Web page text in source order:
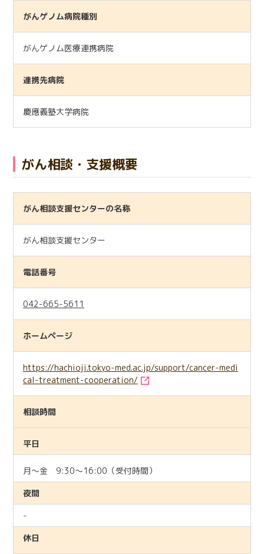
がんゲノム病院種別
がんゲノム医療連携病院
連携先病院
慶應義塾大学病院
がん相談・支援概要
がん相談支援センターの名称
がん相談支援センター
電話番号
042-665-5611
ホームページ
https://hachioji.tokyo-med.ac.jp/support/cancer-medi
cal-treatment-cooperation/
相談時間
平日
月～金 9:30～16:00（受付時間）
夜間
-
休日